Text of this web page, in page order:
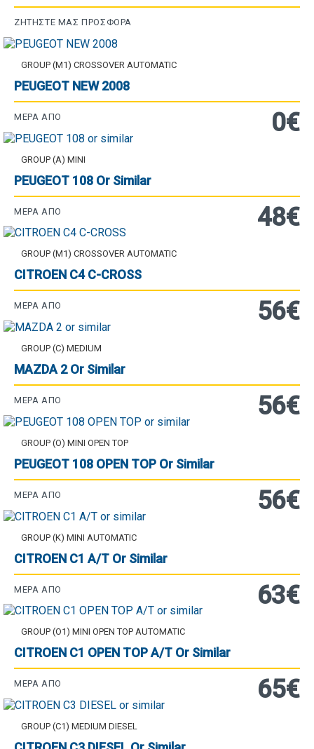
ΖΗΤΉΣΤΕ ΜΑΣ ΠΡΟΣΦΟΡΆ
GROUP (M1) CROSSOVER AUTOMATIC
PEUGEOT NEW 2008
ΜΈΡΑ ΑΠΌ 0€
GROUP (A) MINI
PEUGEOT 108 Or Similar
ΜΈΡΑ ΑΠΌ 48€
GROUP (M1) CROSSOVER AUTOMATIC
CITROEN C4 C-CROSS
ΜΈΡΑ ΑΠΌ 56€
GROUP (C) MEDIUM
MAZDA 2 Or Similar
ΜΈΡΑ ΑΠΌ 56€
GROUP (O) MINI OPEN TOP
PEUGEOT 108 OPEN TOP Or Similar
ΜΈΡΑ ΑΠΌ 56€
GROUP (K) MINI AUTOMATIC
CITROEN C1 A/T Or Similar
ΜΈΡΑ ΑΠΌ 63€
GROUP (O1) MINI OPEN TOP AUTOMATIC
CITROEN C1 OPEN TOP A/T Or Similar
ΜΈΡΑ ΑΠΌ 65€
GROUP (C1) MEDIUM DIESEL